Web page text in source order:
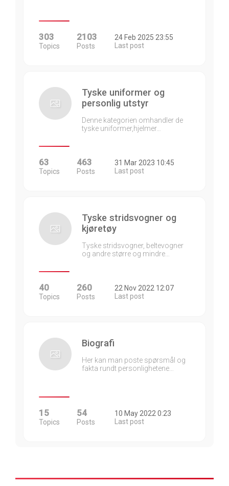
303
Topics
2103
Posts
24 Feb 2025 23:55
Last post
Tyske uniformer og
personlig utstyr
Denne kategorien omhandler de
tyske uniformer,hjelmer…
63
Topics
463
Posts
31 Mar 2023 10:45
Last post
Tyske stridsvogner og
kjøretøy
Tyske stridsvogner, beltevogner
og andre større og mindre…
40
Topics
260
Posts
22 Nov 2022 12:07
Last post
Biografi
Her kan man poste spørsmål og
fakta rundt personlighetene…
15
Topics
54
Posts
10 May 2022 0:23
Last post